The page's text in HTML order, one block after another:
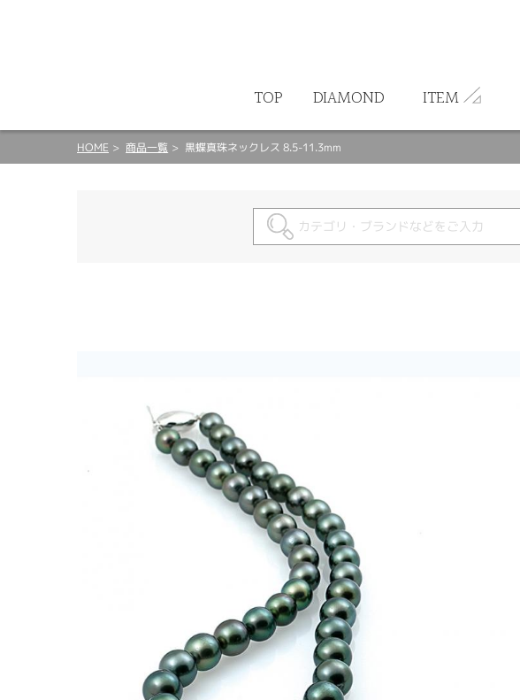
TOP DIAMOND ITEM
HOME 商品一覧 黒蝶真珠ネックレス 8.5-11.3mm